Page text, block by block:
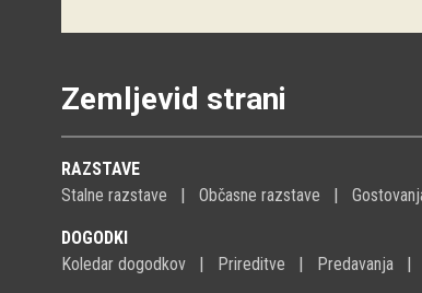
Zemljevid strani
RAZSTAVE
Stalne razstave
Občasne razstave
DOGODKI
Koledar dogodkov
Prireditve Predavanja